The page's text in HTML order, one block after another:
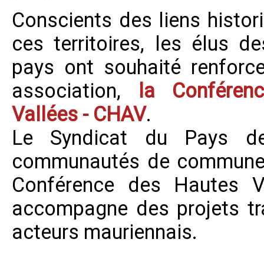
Conscients des liens
ces territoires, les élus
pays ont souhaité
association,
la
Vallées - CHAV.
Le Syndicat du Pays
communautés de
Conférence des Hautes
accompagne des projets
acteurs mauriennais.